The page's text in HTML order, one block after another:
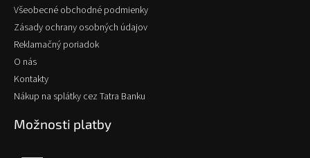
Všeobecné obchodné podmienky
Zásady ochrany osobných údajov
Reklamačný poriadok
O nás
Kontakty
Nákup na splátky cez Tatra Banku
Možnosti platby